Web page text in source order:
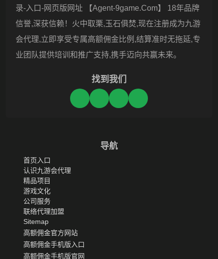
录-入口-网页版网址 【agent-9game.com】 18年品牌
信誉,深获信赖！火中取栗,玉石俱焚,现在注册成为九游
会代理,立即享受专属高额佣金比例,结算准时无拖延,专
业团队提供培训和推广支持,携手迈向共赢未来。
找到我们
导航
首页入口
认识九游会代理
精品项目
游戏文化
公司服务
联络代理加盟
Sitemap
高额佣金官方网站
高额佣金手机版入口
高额佣金手机版官网